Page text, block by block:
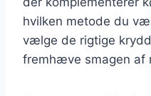
hvilken metode du
vælge de rigtige
fremhæve smagen af